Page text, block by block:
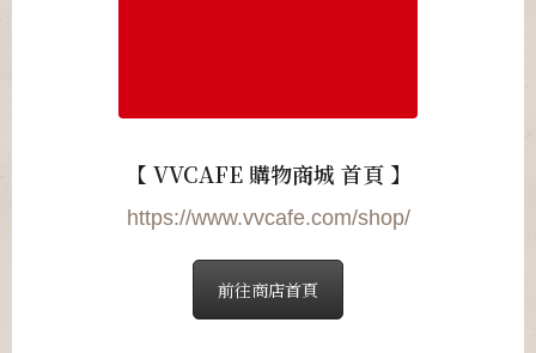
【 VVCAFE 購物商城 首頁 】
https://www.vvcafe.com/shop/
前往商店首頁